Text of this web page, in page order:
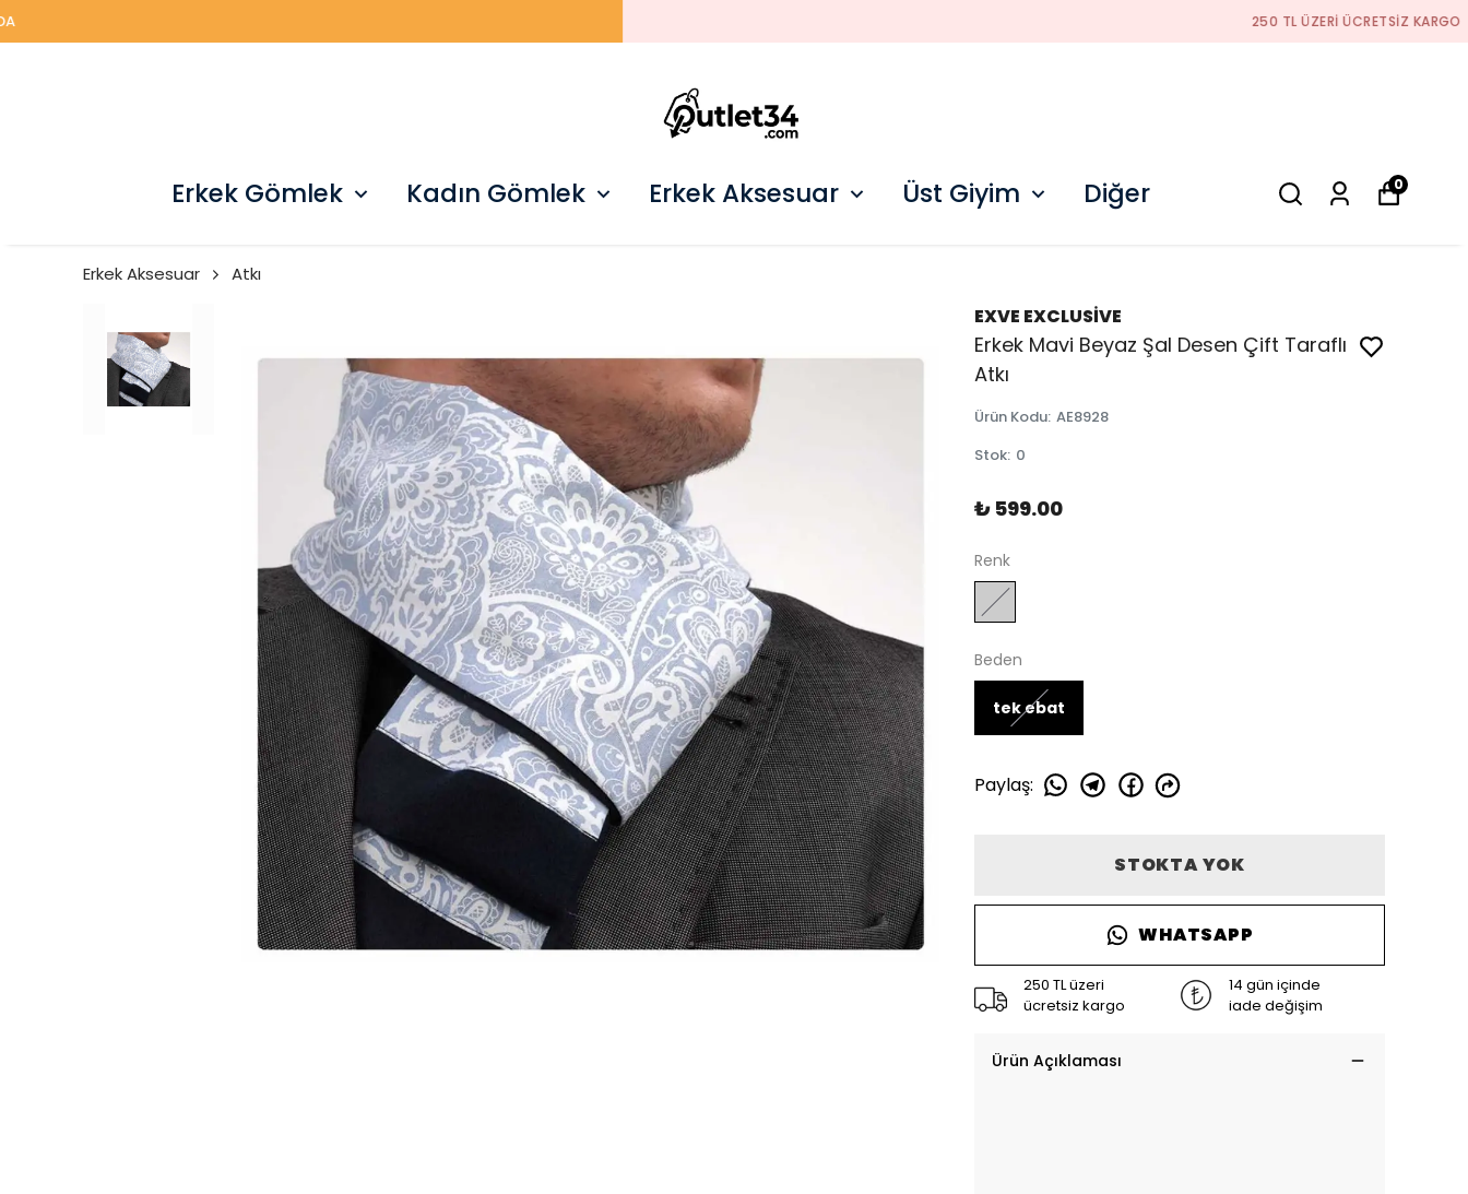
Erkek Gömlek Kadın Gömlek Erkek Aksesuar Üst Giyim Diğer 0
Erkek Aksesuar Atkı
EXVE EXCLUSİVE
Erkek Mavi Beyaz Şal Desen Çift Taraflı
Atkı
Ürün Kodu: AE8928
Stok: 0
₺ 599.00
Renk
Beden
tek ebat
Paylaş:
STOKTA YOK
WHATSAPP
250 TL üzeri
ücretsiz kargo
14 gün içinde
iade değişim
Ürün Açıklaması